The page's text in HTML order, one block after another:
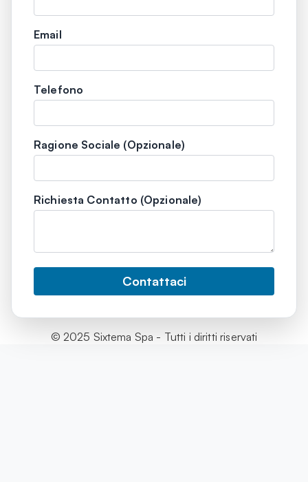
Email
Telefono
Ragione Sociale (Opzionale)
Richiesta Contatto (Opzionale)
Contattaci
© 2025 Sixtema Spa - Tutti i diritti riservati